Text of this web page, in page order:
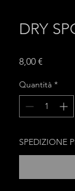
DRY
8,00 €
Quantità *
SPEDIZIONE